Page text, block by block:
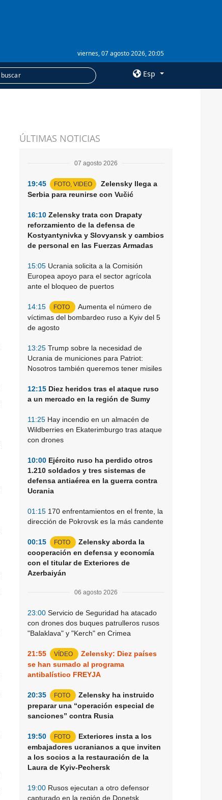
viernes, 07 agosto 2026, 20:05
Esp
Suscripción
ÚLTIMAS NOTICIAS
07 agosto 2026
19:45 FOTO, VIDEO
Zelensky llega a
Serbia para reunirse con Vučić
16:10 Zelensky trata con Drapaty
reforzamiento de la defensa de
Kostyantynivka y Slovyansk y cambios
de personal en las Fuerzas Armadas
15:05 Ucrania solicita a la Comisión
Europea apoyo para el sector agrícola
ante el bloqueo de puertos
14:15 FOTO
Aumenta el número de
víctimas del bombardeo ruso a Kyiv del 5
de agosto
13:25 Trump sobre la necesidad de
Ucrania de municiones para Patriot:
Nosotros también queremos tener misiles
12:15 Diez heridos tras el ataque ruso
a un mercado en la región de Sumy
11:25 Hay incendio en un almacén de
Wildberries en Ekaterimburgo tras ataque
con drones
10:00 Ejército ruso ha perdido otros
1.210 soldados y tres sistemas de
defensa antiaérea en la guerra contra
Ucrania
01:15 170 enfrentamientos en el frente, la
dirección de Pokrovsk es la más candente
00:15 FOTO
Zelensky aborda la
cooperación en defensa y economía
con el titular de Exteriores de
Azerbaiyán
06 agosto 2026
23:00 Servicio de Seguridad ha atacado
con drones dos buques patrulleros rusos
"Balaklava" y "Kerch" en Crimea
21:55 VÍDEO
Zelensky: Diez países
se han sumado al programa
antibalístico FREYJA
20:35 FOTO
Zelensky ha instruido
preparar una “operación especial de
sanciones” contra Rusia
19:50 FOTO
Exteriores insta a los
embajadores ucranianos a que inviten
a los socios a la restauración de la
Laura de Kyiv-Pechersk
19:00 Rusos ejecutan a otro defensor
capturado en la región de Donetsk